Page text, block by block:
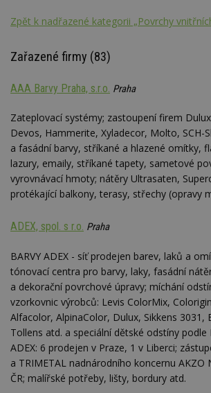
Zpět k nadřazené kategorii „Povrchy
Zařazené firmy (83)
AAA Barvy Praha, s.r.o. Praha
Zateplovací systémy; zastoupení firem
Devos, Hammerite, Xyladecor, Molto, SCH-
a fasádní barvy, stříkané a hlazené omítky,
lazury, emaily, stříkané tapety, sametové
vyrovnávací hmoty; nátěry Ultrasaten,
protékající balkony, terasy, střechy (opravy
ADEX, spol. s r.o. Praha
BARVY ADEX - síť prodejen barev, laků a
tónovací centra pro barvy, laky, fasádní
a dekorační povrchové úpravy; míchání
vzorkovnic výrobců: Levis ColorMix,
Alfacolor, AlpinaColor, Dulux, Sikkens 3031,
Tollens atd. a speciální dětské odstíny podle
ADEX: 6 prodejen v Praze, 1 v Liberci;
a TRIMETAL nadnárodního koncernu AKZO
ČR; malířské potřeby, lišty, bordury atd.